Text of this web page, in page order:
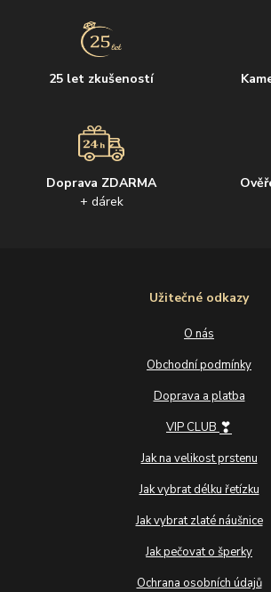
25 let zkušeností
Doprava ZDARMA
+ dárek
Užitečné odkazy
O nás
Obchodní podmínky
Doprava a platba
VIP CLUB ❣
Jak na velikost prstenu
Jak vybrat délku řetízku
Jak vybrat zlaté náušnice
Jak pečovat o šperky
Ochrana osobních údajů